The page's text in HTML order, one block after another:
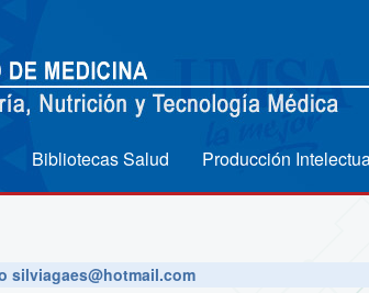
Bibliotecas Salud Producción
silviagaes@hotmail.com